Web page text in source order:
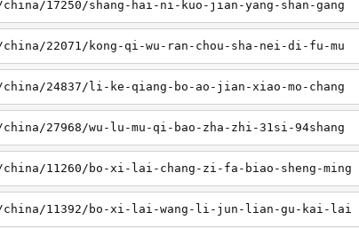
china/17250/shang-hai-ni-kuo-jian-yang-shan-gang
china/22071/kong-qi-wu-ran-chou-sha-nei-di-fu-mu
china/24837/li-ke-qiang-bo-ao-jian-xiao-mo-chang
27968/wu-lu-mu-qi-bao-zha-zhi-31si-94shang
china/11260/bo-xi-lai-chang-zi-fa-biao-sheng-ming
china/11392/bo-xi-lai-wang-li-jun-lian-gu-kai-lai